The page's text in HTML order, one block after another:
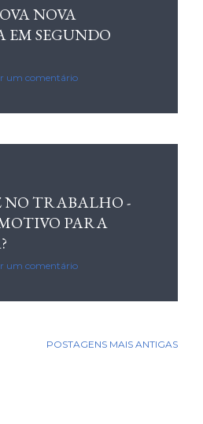
NOVA
EM SEGUNDO
um comentário
NO TRABALHO -
PARA
um comentário
POSTAGENS MAIS ANTIGAS